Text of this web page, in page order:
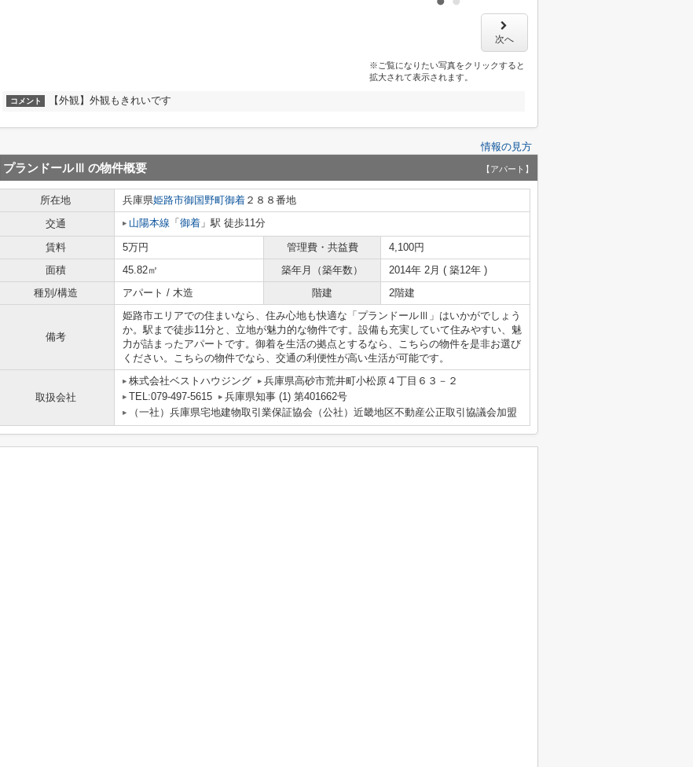
次へ
※ご覧になりたい写真をクリックすると
拡大されて表示されます。
コメント 【外観】外観もきれいです
情報の見方
プランドールⅢ の物件概要 【アパート】
所在地 兵庫県姫路市御国野町御着 ２８８番地
交通
山陽本線 「 御着 」駅 徒歩11分
賃料 5万円 管理費・共益費
4,100円
面積
45.82㎡ 築年月（築年数）
2014年 2月 ( 築12年 )
種別/構造
アパート / 木造 階建 2階建
備考
姫路市エリアでの住まいなら、住み心地も快適な「プランドールⅢ」はいかがでしょう
か。駅まで徒歩11分と、立地が魅力的な物件です。設備も充実していて住みやすい、魅
力が詰まったアパートです。御着を生活の拠点とするなら、こちらの物件を是非お選び
ください。こちらの物件でなら、交通の利便性が高い生活が可能です。
取扱会社
株式会社ベストハウジング
兵庫県高砂市荒井町小松原４丁目６３－２
TEL:079-497-5615
兵庫県知事 (1) 第401662号
（一社）兵庫県宅地建物取引業保証協会（公社）近畿地区不動産公正取引協議会加盟